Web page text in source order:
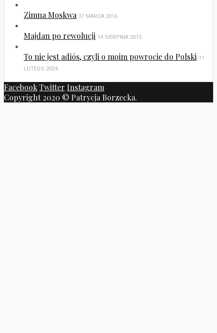
Zimna Moskwa 27 MARCA 2016
Majdan po rewolucji 14 SIERPNIA 2015
To nie jest adiós, czyli o moim powrocie do Polski 11
LUTEGO 2024
FacebookTwitter Instagram
Copyright 2020 © Patrycja Borzecka.